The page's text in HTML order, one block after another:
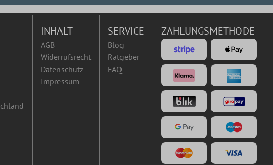
INHALT
AGB
Widerrufsrecht
Datenschutz
Impressum
SERVICE
Blog
Ratgeber
FAQ
ZAHLUNGSMETHODE